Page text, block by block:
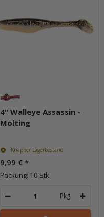
4" Walleye Assassin -
Molting
Knapper Lagerbestand
9,99 € *
Packung: 10 Stk.
Pkg.